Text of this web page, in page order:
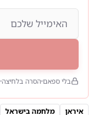
בלי ספאם הסרה בלחיצה
איראן מלחמה בישראל